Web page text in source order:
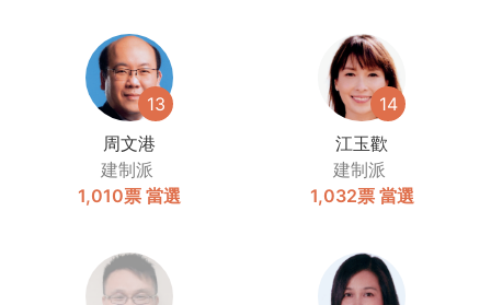
13
周文港
建制派
1,010票 當選
14
江玉歡
建制派
1,032票 當選